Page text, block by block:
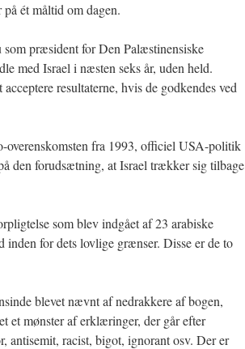
ét måltid om dagen.
præsident for Den Palæstinensiske
med Israel i næsten seks år, uden held.
resultaterne, hvis de godkendes ved
fra 1993, officiel USA-politik
den forudsætning, at Israel trækker sig tilbage
som blev indgået af 23 arabiske
inden for dets lovlige grænser. Disse er de to
blevet nævnt af nedrakkere af bogen,
et mønster af erklæringer, der går efter
antisemit, racist, bigot, ignorant osv. Der er